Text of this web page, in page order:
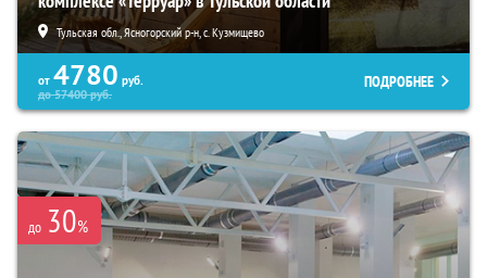
Тульская обл., Ясногорский р-н, с. Кузмищево
от 4780 руб.
до57400руб.
ПОДРОБНЕЕ
до 30%